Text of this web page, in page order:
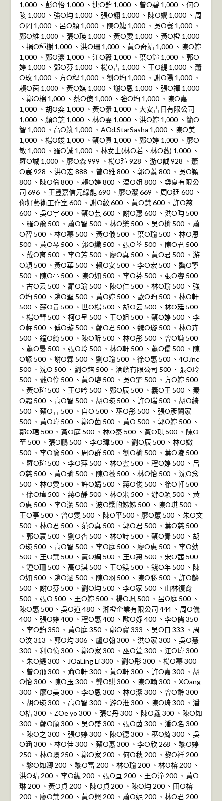
1,000 、彭O怡 1,000 、連O鈞 1,000 、曾O碧 1,000 、何O
陵 1,000 、強O均 1,000 、張O翎 1,000 、陳O嫻 1,000 、周
O罔 1,000 、呂O潁 1,000 、陳O婕 1,000 、吳O寰 1,000 、
鄭O維 1,000 、張O瑛 1,000 、黃O雯 1,000 、黃O橙 1,000
、捐O種樹 1,000 、洪O珊 1,000 、黃O奇靖 1,000 、陳O婷
1,000 、鄭O瀠 1,000 、江O薇 1,000 、葉O鍹 1,000 、郭O
婷 1,000 、鄧O芬 1,000 、楊O吉 1,000 、王O緹 1,000 、蕭
O玫 1,000 、方O程 1,000 、劉O均 1,000 、謝O陽 1,000 、
賴O茵 1,000 、黃O娸 1,000 、謝O恩 1,000 、張O禪 1,000
、鄭O棉 1,000 、蔡O億 1,000 、強O均 1,000 、陳O嘉
1,000 、胡O奕 1,000 、黃O綦 1,000 、大安吉日有限公司
1,000 、顏O芝 1,000 、林O雯 1,000 、洪O婷 1,000 、簡O
智 1,000 、高O筑 1,000 、AOd.StarSasha 1,000 、陳O美
1,000 、楊O竣 1,000 、蔡O真 1,000 、鄭O婷 1,000 、廖O
敏 1,000 、羅O誠 1,000 、林女士(林O若、林O薇) 1,000 、
羅O誠 1,000 、廖O森 999 、楊O瑄 928 、游O誠 928 、蕭
O宸 928 、洪O宏 888 、曾O雅 800 、郭O蓁 800 、吳O穎
800 、陳O倫 800 、賴O婷 800 、温O姐 800 、樂夏有限公
司 696 、王豐嘉信元綠能 690 、廖O潔 669 、周O廷 600 、
你好藝術工作室 600 、謝O紋 600 、黃O慧 600 、許O慈
600 、吳O宇 600 、蔡O芸 600 、謝O惠 600 、洪O昀 500
、羅O豫 500 、蕭O智 500 、林O樂 500 、吳O榆 500 、蕭
O智 500 、林O蓁 500 、黃O儀 500 、葉O瑜 500 、林O恩
500 、黃O琴 500 、郭O纖 500 、張O荃 500 、陳O君 500
、戴O育 500 、李O芳 500 、廖O真 500 、黃O君 500 、游
O穎 500 、黃O華 500 、賴O安 500 、李O宏 500 、龔O寧
500 、陳O亭 500 、陳O如 500 、李O芬 500 、張O睿 500
、古O云 500 、羅O瑜 500 、陳O仁 500 、林O瑜 500 、強
O均 500 、趙O聖 500 、黃O婷 500 、歐O昀 500 、林O軒
500 、蘇O貴 500 、世O楊 500 、胡O云 500 、林O廷 500
、楊O彗 500 、柯O呈 500 、王O姐 500 、蔡O婷 500 、李
O蓒 500 、傅O璇 500 、鄭O君 500 、魏O璇 500 、林O卉
500 、鐘O綺 500 、陳O昕 500 、林O彤 500 、曾O謙 500
、蕭O晏 500 、張O玲 500 、林O軒 500 、蕭O儒 500 、陳
O諺 500 、謝O霖 500 、劉O瑜 500 、徐O惠 500 、4O.inc
500 、沈O 500 、劉O鎔 500 、酒嶼有限公司 500 、張O玲
500 、戴O伶 500 、黃O璿 500 、吳O霏 500 、方O婷 500
、黃O瑄 500 、王O吟 500 、鄭O辰 500 、義O王 500 、秦
O霜 500 、高O智 500 、胡O瑛 500 、許O瑞 500 、胡O綺
500 、蔡O吉 500 、自O 500 、巫O彤 500 、張O彥闔家
500 、黃O瑋 500 、鄭O茵 500 、黃O 500 、郭O婷 500 、
鄭O珺 500 、黃O庭 500 、林O秦 500 、黃O琪 500 、陳O
至 500 、張O鵬 500 、李O瑋 500 、劉O辰 500 、林O媺
500 、李O豫 500 、周O群 500 、劉O榆 500 、葉O陵 500
、羅O瑄 500 、李O萍 500 、林O雲 500 、程O婷 500 、呂
O慈 500 、黃O瑜 500 、陳O薇 500 、林O怡 500 、沈O念
500 、林O雯 500 、許O娟 500 、蔣O俊 500 、徐O軒 500
、徐O瑋 500 、蔣O靜 500 、林O米 500 、游O穎 500 、黃
O惠 500 、李O潔 500 、波O醬的姊姊 500 、陳O琪 500 、
王O亭 500 、曾O雯 500 、陳O平500、廖O蕙 500 、朱O文
500 、林O君 500 、范O真 500 、郭O君 500 、葉O慈 500
、郭O寰 500 、劉O杏 500 、林O詩 500 、蔡O青 500 、胡
O瑛 500 、高O智 500 、李O庭 500 、廖O惠 500 、李O幼
500 、王O慧 500 、黃O綢 500 、王O惠 500 、宋O茜 500
、鍾O珊 500 、高O淇 500 、王O鎂 500 、錢O年 500 、陳
O如 500 、趙O涵 500 、陳O羽 500 、陳O勝 500 、許O麟
500 、謝O芬 500 、劉O均 500 、李O家 500 、山林復育
500 、張O 500 、王O婷 500 、楊O珮 500 、呂O庭 500 、
陳O惠 500 、吳O道 480 、湘橙企業有限公司 444 、周O儀
400 、張O婷 400 、程O惠 400 、歐O妤 400 、李O儒 350
、李O鈞 350 、黃O庭 350 、鄭O寶 333 、吳O口 333 、周
O汶 313 、郭O均 306 、盧O翰 300 、洪O家 300 、吳O慧
300 、利O憶 300 、鄭O家 300 、巫O萱 300 、江O瑋 300
、朱O緹 300 、JOaLing Li 300 、劉O彤 300 、楊O蓁 300
、曾O飛 300 、俞O軒 300 、黃O軒 300 、許O嘉 300 、胡
O怡 300 、陳O玉 300 、龔O騏 300 、陳O翰 300 、XOang
300 、廖O美 300 、李O恩 300 、林O潔 300 、曾O齡 300
、胡O瑛 300 、高O智 300 、游O淮 300 、陳O琦 300 、潘
O桔 300 、ZOe yo 300 、張O丹 300 、陳O鑫 300 、陳O如
300 、鄭O頎 300 、吳O盛 300 、張O茵 300 、潘O名 300
、陳O之 300 、張O婷 300 、陳O德 300 、巫O綺 300 、吳
O涵 300 、林O佳 300 、蔡O惠 300 、李O欣 268 、黎O婷
250 、林O璟 250 、鄭O家 200 、何O秋 200 、黎O祥 200
、黎O如卿 200 、黎O富 200 、林O瑜 200 、林O榕 200 、
洪O晴 200 、李O紘 200 、張O亘 200 、王O潼 200 、黃O
琳 200 、黃O貞 200 、陳O貞 200 、陳O均 200 、田O榕
200 、廖O慧 200 、黃O興 200 、蕭O妮 200 、林O君 200